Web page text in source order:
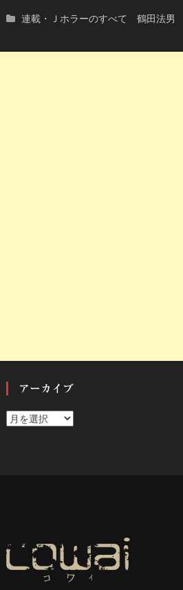
連載・Ｊホラーのすべて 鶴田法男
アーカイブ
ア